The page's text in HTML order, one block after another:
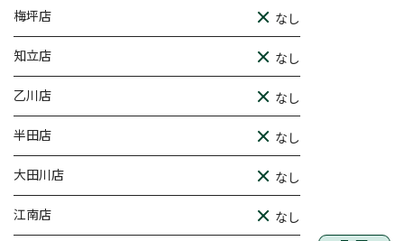
梅坪店 なし
知立店 なし
乙川店 なし
半田店 なし
大田川店 なし
江南店 なし